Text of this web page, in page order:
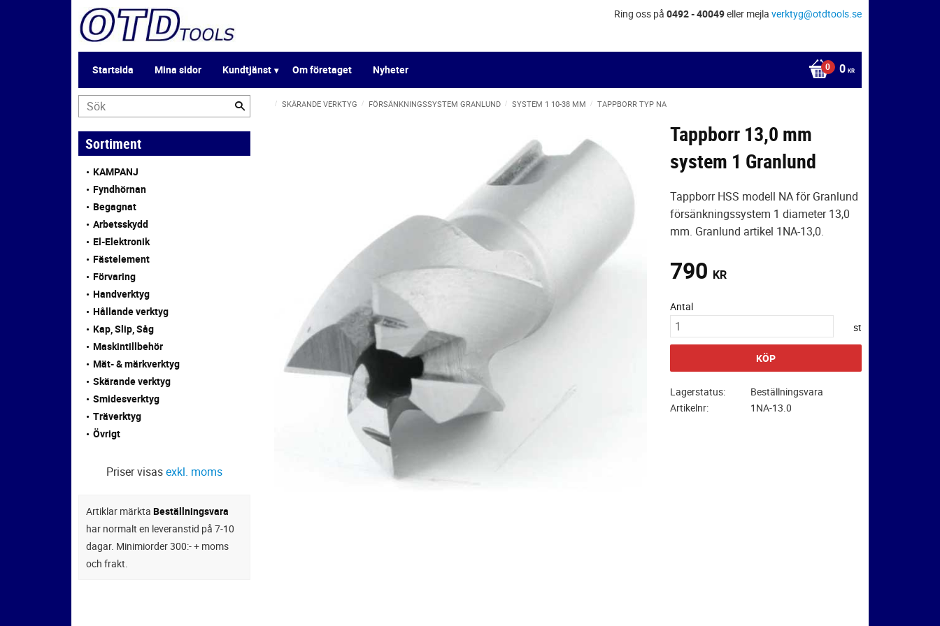
Ring oss på 0492 - 40049eller mejla verktyg@otdtools.se
Startsida Mina sidor Kundtjänst Om företaget Nyheter 0 KR
SKÄRANDE VERKTYG FÖRSÄNKNINGSSYSTEM GRANLUND SYSTEM 1 10-38 MM TAPPBORR TYP NA
Tappborr 13,0 mm
system 1 Granlund
Tappborr HSS modell NA för Granlund
försänkningssystem 1 diameter 13,0
mm. Granlund artikel 1NA-13,0.
790 KR
Antal
st
KÖP
Lagerstatus
Beställningsvara
Artikelnr
1NA-13.0
Sortiment
KAMPANJ
Fyndhörnan
Begagnat
Arbetsskydd
El-Elektronik
Fästelement
Förvaring
Handverktyg
Hållande verktyg
Kap, Slip, Såg
Maskintillbehör
Mät- & märkverktyg
Skärande verktyg
Smidesverktyg
Träverktyg
Övrigt
Priser visasexkl. moms
Artiklar märkta Beställningsvara
har normalt en leveranstid på 7-10
dagar. Minimiorder 300:- + moms
och frakt.